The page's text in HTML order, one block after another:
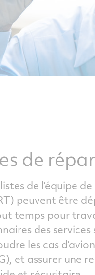
de
de l’équipe
peuvent être
temps pour
des
les cas
et assurer une